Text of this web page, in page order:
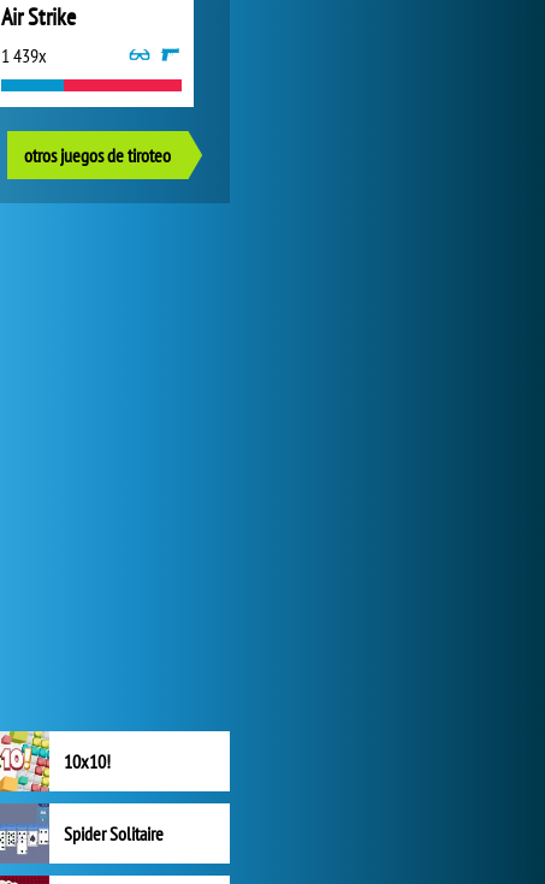
Air Strike
1 439x
otros juegos de tiroteo
10x10!
Spider Solitaire